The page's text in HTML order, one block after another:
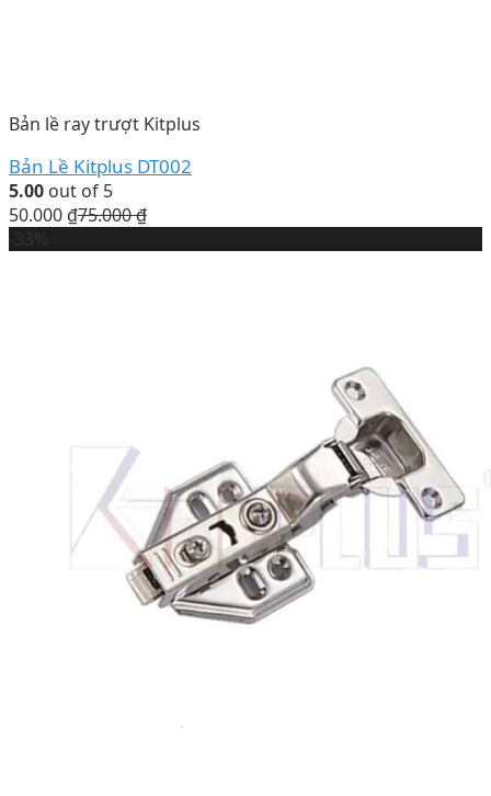
Bản lề ray trượt Kitplus
Bản Lề Kitplus DT002
5.00 out of 5
50.000 ₫75.000₫